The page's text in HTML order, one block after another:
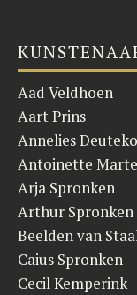
Aad Veldhoen
Aart Prins
Annelies
Antoinette
Arja Spronken
Arthur Spronken
Beelden van
Caius Spronken
Cecil Kemperink